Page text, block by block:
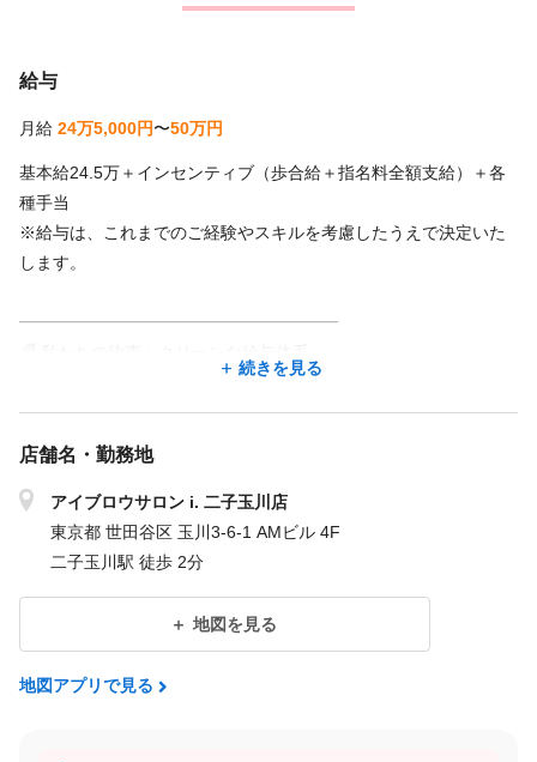
給与
月給 24万5,000円〜50万円
基本給24.5万＋インセンティブ（歩合給＋指名料全額支給）＋各
種手当
※給与は、これまでのご経験やスキルを考慮したうえで決定いた
します。
━━━━━━━━━━━━━━━━━━━
━━━━━━━━━━━━━━━━━━━
経営のプロが伴走しているからこそ、
曖昧さを排除したクリーンな運営を徹底しています。
・内定通知書通りの給与を必ずお支払いします。
・働いた時間は「1分単位」で管理。サービス残業は一切ありませ
ん。
・研修期間中の減給や条件変更は一切ないので、安心して技術習
━━━━━━━━━━━━━━━
続きを見る
店舗名・勤務地
アイブロウサロン i. 二子玉川店
東京都 世田谷区 玉川3-6-1 AMビル 4F
二子玉川駅 徒歩 2分
地図を見る
地図アプリで見る